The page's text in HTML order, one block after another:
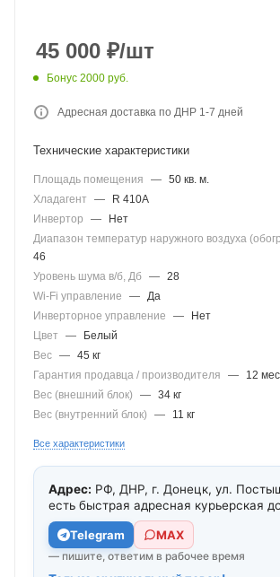
45 000 ₽/шт
Бонус 2000 руб.
Адресная доставка по ДНР 1-7 дней
Технические характеристики
Площадь помещения — 50 кв. м.
Хладагент
—
R 410A
Инвертор
—
Нет
Диапазон температур наружного воздуха
46
Уровень шума в/б, Дб — 28
Wi-Fi управление
— Да
Инверторное управление
—
Нет
Цвет
—
Белый
Вес — 45 кг
Гарантия продавца / производителя
—
12
Вес (внешний блок)
— 34 кг
Вес (внутренний блок)
— 11 кг
Все характеристики
Адрес: РФ, ДНР, г. Донецк, ул.
есть быстрая адресная курьерская
Telegram МАХ
— пишите, ответим в рабочее время